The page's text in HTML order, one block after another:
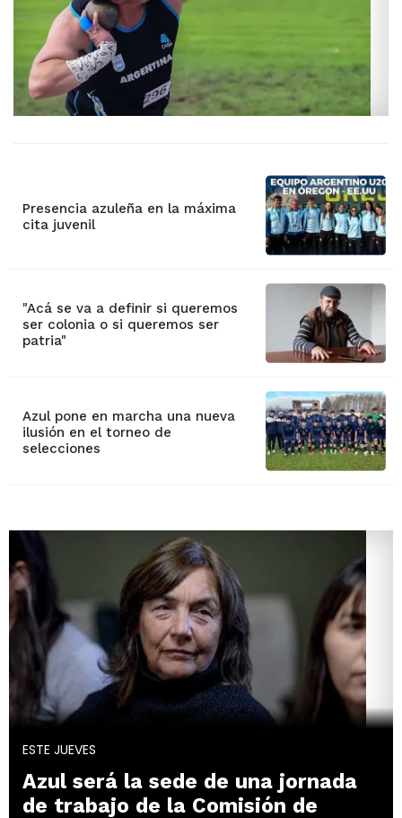
Presencia azuleña en la máxima
cita juvenil
"Acá se va a definir si queremos
ser colonia o si queremos ser
patria"
Azul pone en marcha una nueva
ilusión en el torneo de
selecciones
ESTE JUEVES
Azul será la sede de una jornada
de trabajo de la Comisión de